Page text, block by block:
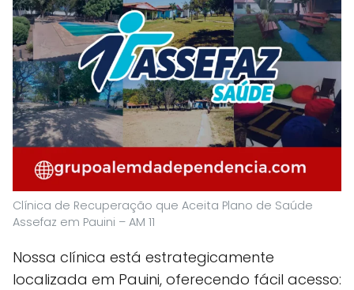
Clínica de Recuperação que Aceita Plano de Saúde
Assefaz em Pauini – AM 11
Nossa clínica está estrategicamente
localizada em Pauini, oferecendo fácil acesso: